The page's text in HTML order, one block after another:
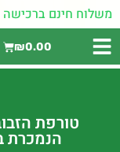
משלוח חינם ברכישה מעל
₪0.00
טורפת
הנמכרת